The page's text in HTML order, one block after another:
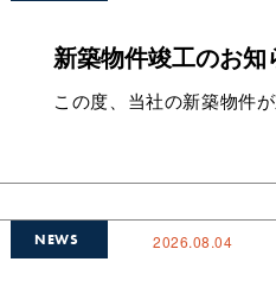
新築物件竣工のお知
この度、当社の新築物件
NEWS 2026.08.04